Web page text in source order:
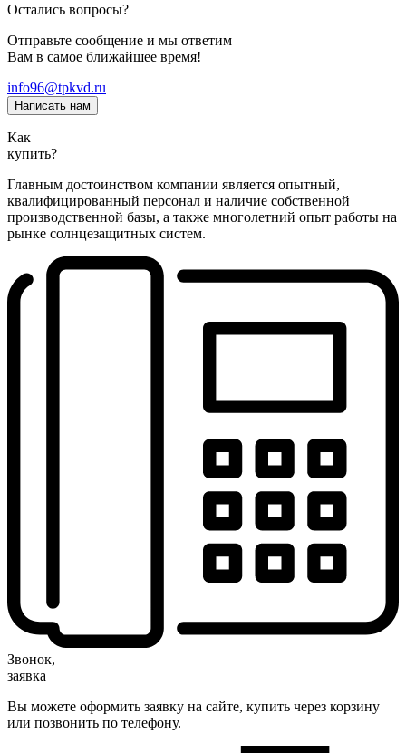
Остались вопросы?
Отправьте сообщение и мы ответим
Вам в самое ближайшее время!
info96@tpkvd.ru
Написать нам
Как
купить?
Главным достоинством компании является опытный,
квалифицированный персонал и наличие собственной
производственной базы, а также многолетний опыт работы на
рынке солнцезащитных систем.
Звонок,
заявка
Вы можете оформить заявку на сайте, купить через корзину
или позвонить по телефону.